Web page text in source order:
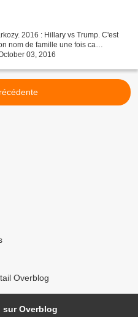
2016 : Hillary vs Trump. C'est
nom de famille une fois ca…
03, 2016
Overblog
sur Overblog